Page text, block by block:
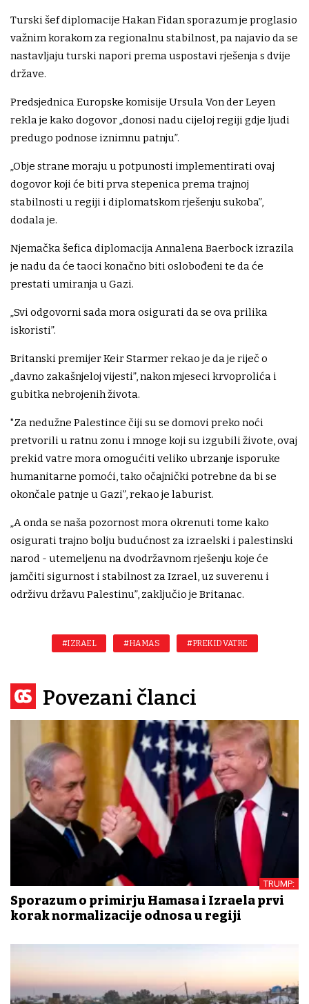
Turski šef diplomacije Hakan Fidan sporazum je proglasio
važnim korakom za regionalnu stabilnost, pa najavio da se
nastavljaju turski napori prema uspostavi rješenja s dvije
države.
Predsjednica Europske komisije Ursula Von der Leyen
rekla je kako dogovor „donosi nadu cijeloj regiji gdje ljudi
predugo podnose iznimnu patnju”.
„Obje strane moraju u potpunosti implementirati ovaj
dogovor koji će biti prva stepenica prema trajnoj
stabilnosti u regiji i diplomatskom rješenju sukoba”,
dodala je.
Njemačka šefica diplomacija Annalena Baerbock izrazila
je nadu da će taoci konačno biti oslobođeni te da će
prestati umiranja u Gazi.
„Svi odgovorni sada mora osigurati da se ova prilika
iskoristi”.
Britanski premijer Keir Starmer rekao je da je riječ o
„davno zakašnjeloj vijesti”, nakon mjeseci krvoprolića i
gubitka nebrojenih života.
"Za nedužne Palestince čiji su se domovi preko noći
pretvorili u ratnu zonu i mnoge koji su izgubili živote, ovaj
prekid vatre mora omogućiti veliko ubrzanje isporuke
humanitarne pomoći, tako očajnički potrebne da bi se
okončale patnje u Gazi”, rekao je laburist.
„A onda se naša pozornost mora okrenuti tome kako
osigurati trajno bolju budućnost za izraelski i palestinski
narod - utemeljenu na dvodržavnom rješenju koje će
jamčiti sigurnost i stabilnost za Izrael, uz suverenu i
održivu državu Palestinu”, zaključio je Britanac.
#IZRAEL #HAMAS #PREKID VATRE
Povezani članci
TRUMP:
Sporazum o primirju Hamasa i Izraela prvi
korak normalizacije odnosa u regiji